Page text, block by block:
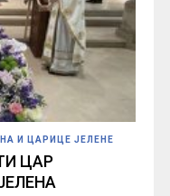
И ЦАРИЦЕ ЈЕЛЕНЕ
ЦАР